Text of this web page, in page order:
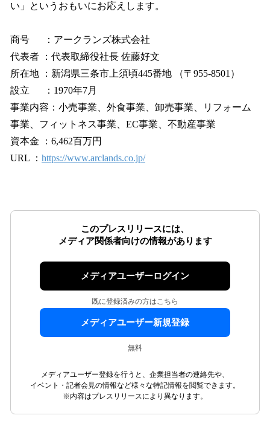
い」というおもいにお応えします。
商号 ：アークランズ株式会社
代表者 ：代表取締役社長 佐藤好文
所在地 ：新潟県三条市上須頃445番地 （〒955-8501）
設立 ：1970年7月
事業内容：小売事業、外食事業、卸売事業、リフォーム
事業、フィットネス事業、EC事業、不動産事業
資本金 ：6,462百万円
URL ： https://www.arclands.co.jp/
このプレスリリースには、
メディア関係者向けの情報があります
メディアユーザーログイン
既に登録済みの方はこちら
メディアユーザー新規登録
無料
メディアユーザー登録を行うと、企業担当者の連絡先や、
イベント・記者会見の情報など様々な特記情報を閲覧できます。
※内容はプレスリリースにより異なります。